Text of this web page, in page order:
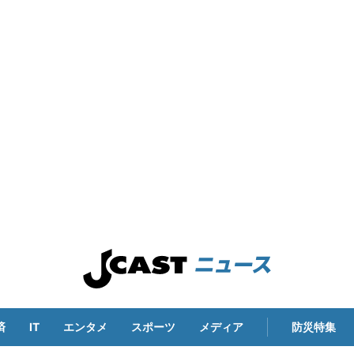
IT エンタメ スポーツ メディア 防災特集